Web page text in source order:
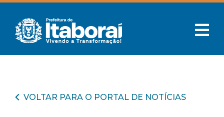
VOLTAR PARA O PORTAL DE NOTÍCIAS